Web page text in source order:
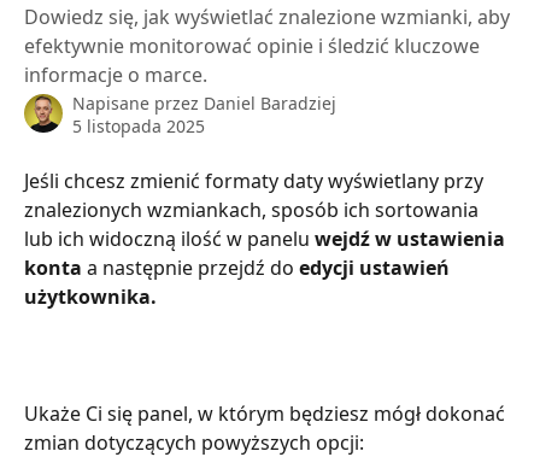
Dowiedz się, jak wyświetlać znalezione wzmianki, aby
efektywnie monitorować opinie i śledzić kluczowe
informacje o marce.
Napisane przez Daniel Baradziej
5 listopada 2025
Jeśli chcesz zmienić formaty daty wyświetlany przy
znalezionych wzmiankach, sposób ich sortowania
lub ich widoczną ilość w panelu wejdź w ustawienia
konta a następnie przejdź do edycji ustawień
użytkownika.
Ukaże Ci się panel, w którym będziesz mógł dokonać
zmian dotyczących powyższych opcji: